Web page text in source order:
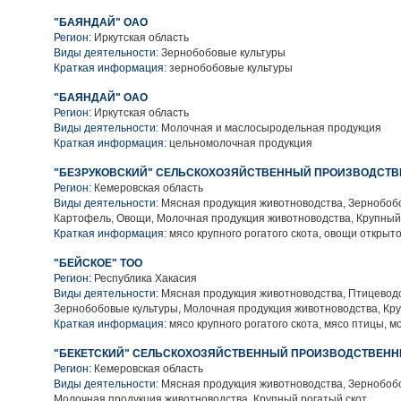
"БАЯНДАЙ" ОАО
Регион: Иркутская область
Виды деятельности: Зернобобовые культуры
Краткая информация: зернобобовые культуры
"БАЯНДАЙ" ОАО
Регион: Иркутская область
Виды деятельности: Молочная и маслосыродельная продукция
Краткая информация: цельномолочная продукция
"БЕЗРУКОВСКИЙ" СЕЛЬСКОХОЗЯЙСТВЕННЫЙ
Регион: Кемеровская область
Виды деятельности: Мясная продукция животноводства,
Картофель, Овощи, Молочная продукция животноводства, Крупный
Краткая информация: мясо крупного рогатого скота, овощи
"БЕЙСКОЕ" ТОО
Регион: Республика Хакасия
Виды деятельности: Мясная продукция животноводства,
Зернобобовые культуры, Молочная продукция животноводства,
Краткая информация: мясо крупного рогатого скота, мясо птицы,
"БЕКЕТСКИЙ" СЕЛЬСКОХОЗЯЙСТВЕННЫЙ
Регион: Кемеровская область
Виды деятельности: Мясная продукция животноводства,